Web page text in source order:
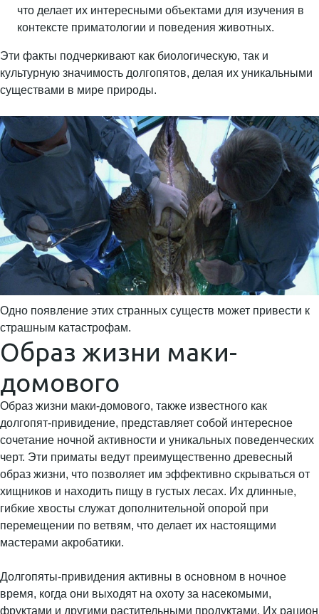
что делает их интересными объектами для изучения в
контексте приматологии и поведения животных.
Эти факты подчеркивают как биологическую, так и
культурную значимость долгопятов, делая их уникальными
существами в мире природы.
Одно появление этих странных существ может привести к
страшным катастрофам.
Образ жизни маки-
домового
Образ жизни маки-домового, также известного как
долгопят-привидение, представляет собой интересное
сочетание ночной активности и уникальных поведенческих
черт. Эти приматы ведут преимущественно древесный
образ жизни, что позволяет им эффективно скрываться от
хищников и находить пищу в густых лесах. Их длинные,
гибкие хвосты служат дополнительной опорой при
перемещении по ветвям, что делает их настоящими
мастерами акробатики.
Долгопяты-привидения активны в основном в ночное
время, когда они выходят на охоту за насекомыми,
фруктами и другими растительными продуктами. Их рацион